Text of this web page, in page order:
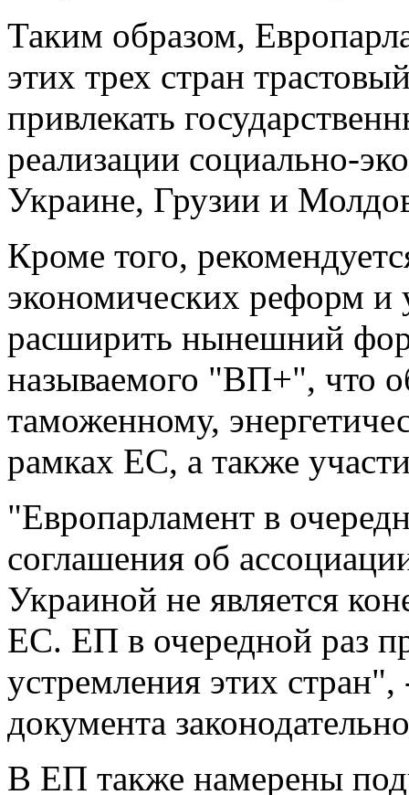
Таким образом,
этих трех стран
привлекать
реализации социально-
Украине, Грузии и
Кроме того,
экономических реформ и
расширить нынешний
называемого "ВП+", что
таможенному,
рамках ЕС, а также
"Европарламент в
соглашения об
Украиной не является
ЕС. ЕП в очередной раз
устремления этих стран",
документа
В ЕП также намерены